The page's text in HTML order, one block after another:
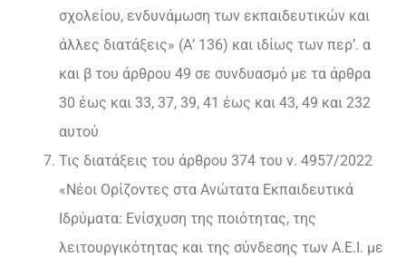
σχολείου, ενδυνάμωση των εκπαιδευτικών και
άλλες διατάξεις» (Α’ 136) και ιδίως των περ’. α
και β του άρθρου 49 σε συνδυασμό με τα άρθρα
30 έως και 33, 37, 39, 41 έως και 43, 49 και 232
αυτού
Τις διατάξεις του άρθρου 374 του ν. 4957/2022
«Νέοι Ορίζοντες στα Ανώτατα Εκπαιδευτικά
Ιδρύματα: Ενίσχυση της ποιότητας, της
λειτουργικότητας και της σύνδεσης των Α.Ε.Ι. με